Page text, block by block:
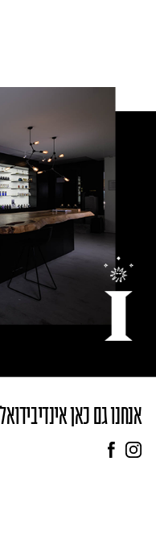
אנחנו גם כאן אינדיבידואל